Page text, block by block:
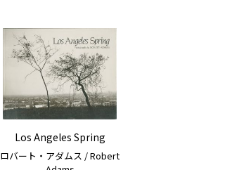
Los Angeles Spring
ロバート・アダムス / Robert